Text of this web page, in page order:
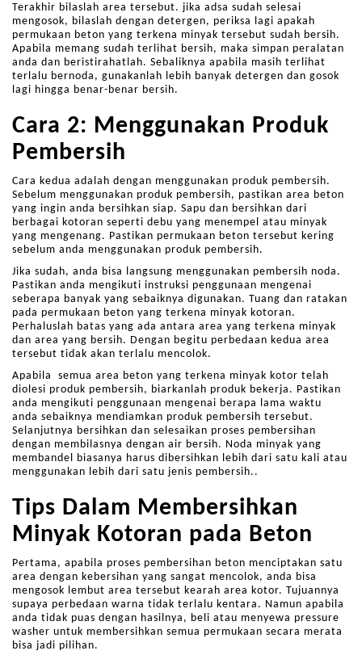
Terakhir bilaslah area tersebut. jika adsa sudah selesai
mengosok, bilaslah dengan detergen, periksa lagi apakah
permukaan beton yang terkena minyak tersebut sudah bersih.
Apabila memang sudah terlihat bersih, maka simpan peralatan
anda dan beristirahatlah. Sebaliknya apabila masih terlihat
terlalu bernoda, gunakanlah lebih banyak detergen dan gosok
lagi hingga benar-benar bersih.
Cara 2: Menggunakan Produk
Pembersih
Cara kedua adalah dengan menggunakan produk pembersih.
Sebelum menggunakan produk pembersih, pastikan area beton
yang ingin anda bersihkan siap. Sapu dan bersihkan dari
berbagai kotoran seperti debu yang menempel atau minyak
yang mengenang. Pastikan permukaan beton tersebut kering
sebelum anda menggunakan produk pembersih.
Jika sudah, anda bisa langsung menggunakan pembersih noda.
Pastikan anda mengikuti instruksi penggunaan mengenai
seberapa banyak yang sebaiknya digunakan. Tuang dan ratakan
pada permukaan beton yang terkena minyak kotoran.
Perhaluslah batas yang ada antara area yang terkena minyak
dan area yang bersih. Dengan begitu perbedaan kedua area
tersebut tidak akan terlalu mencolok.
Apabila semua area beton yang terkena minyak kotor telah
diolesi produk pembersih, biarkanlah produk bekerja. Pastikan
anda mengikuti penggunaan mengenai berapa lama waktu
anda sebaiknya mendiamkan produk pembersih tersebut.
Selanjutnya bersihkan dan selesaikan proses pembersihan
dengan membilasnya dengan air bersih. Noda minyak yang
membandel biasanya harus dibersihkan lebih dari satu kali atau
menggunakan lebih dari satu jenis pembersih..
Tips Dalam Membersihkan
Minyak Kotoran pada Beton
Pertama, apabila proses pembersihan beton menciptakan satu
area dengan kebersihan yang sangat mencolok, anda bisa
mengosok lembut area tersebut kearah area kotor. Tujuannya
supaya perbedaan warna tidak terlalu kentara. Namun apabila
anda tidak puas dengan hasilnya, beli atau menyewa pressure
washer untuk membersihkan semua permukaan secara merata
bisa jadi pilihan.